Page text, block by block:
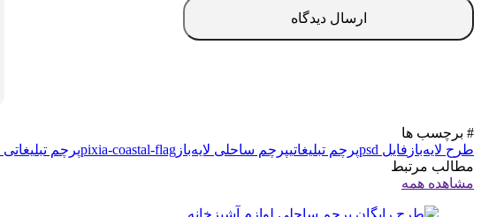
# برچسب ها
طرح لایه‌باز فایل psd پرچم تبلیغاتیپرچم ساحلی لایه‌باز pixia-coastal-flagپرچم تبلیغاتی
مطالب مرتبط
مشاهده همه